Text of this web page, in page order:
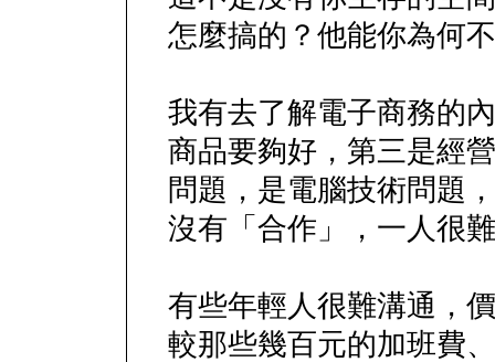
怎麼搞的？他能你為何
我有去了解電子商務的
商品要夠好，第三是經
問題，是電腦技術問題
沒有「合作」，一人很
有些年輕人很難溝通，
較那些幾百元的加班費